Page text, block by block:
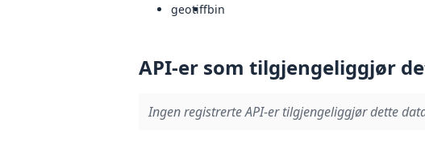
geotiffbin
API-er som tilgjengeliggjør
Ingen registrerte API-er tilgjengeliggjør dette